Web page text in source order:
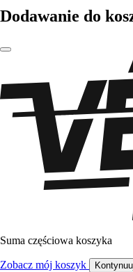
Dodawanie do
Suma częściowa koszyka
Zobacz mój koszyk